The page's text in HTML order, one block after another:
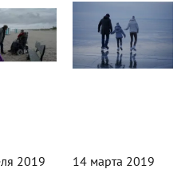
2019 14 марта 2019